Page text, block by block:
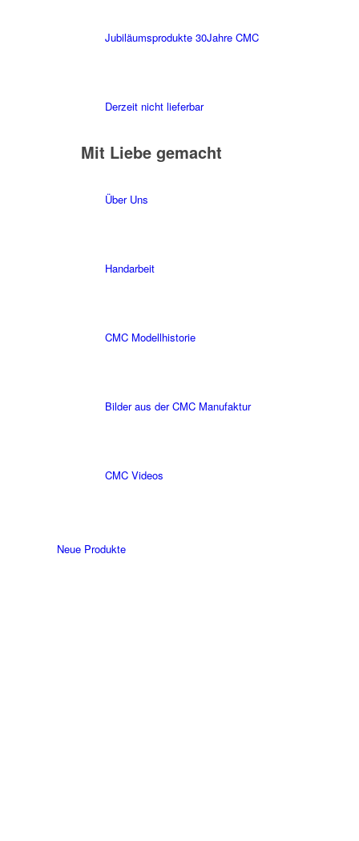
Jubiläumsprodukte 30Jahre CMC
Derzeit nicht lieferbar
Mit Liebe gemacht
Über Uns
Handarbeit
CMC Modellhistorie
Bilder aus der CMC Manufaktur
CMC Videos
Neue Produkte